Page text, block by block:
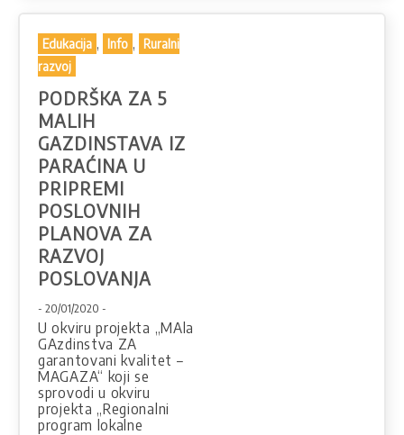
Edukacija , Info ,
Ruralni
razvoj
PODRŠKA ZA 5
MALIH
GAZDINSTAVA IZ
PARAĆINA U
PRIPREMI
POSLOVNIH
PLANOVA ZA
RAZVOJ
POSLOVANJA
- 20/01/2020 -
U okviru projekta „MAla
GAzdinstva ZA
garantovani kvalitet –
MAGAZA“ koji se
sprovodi u okviru
projekta „Regionalni
program lokalne